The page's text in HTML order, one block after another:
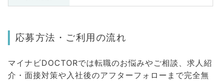
応募方法・ご利用の流れ
マイナビDOCTORでは転職のお悩みやご相談、求人紹
介・面接対策や入社後のアフターフォローまで完全無